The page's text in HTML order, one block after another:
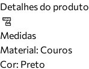
Detalhes do produto
Medidas
Material: Couros
Cor: Preto